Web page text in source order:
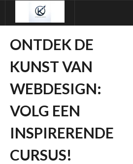
inhoudONTDEK DE
KUNST VAN
WEBDESIGN:
VOLG EEN
INSPIRERENDE
CURSUS!